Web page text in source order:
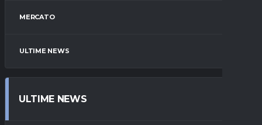
MERCATO
ULTIME NEWS
ULTIME NEWS